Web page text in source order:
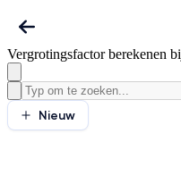
Vergrotingsfactor berekenen
Nieuw